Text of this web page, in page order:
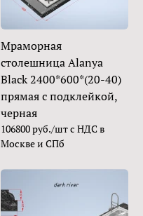
Мраморная
столешница Alanya
Black 2400*600*(20-40)
прямая с подклейкой,
черная
106800 руб./шт с НДС в
Москве и СПб